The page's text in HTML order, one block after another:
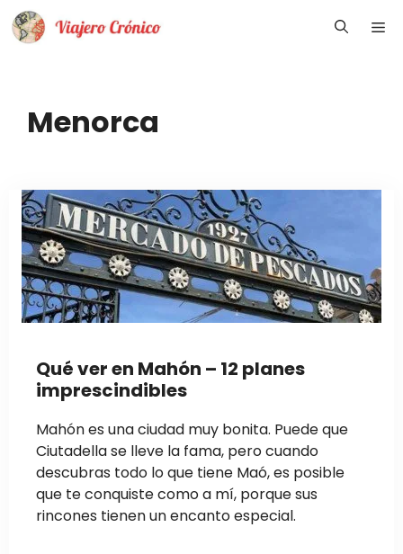
Saltar
Menorca
Qué ver en Mahón – 12 planes
imprescindibles
Mahón es una ciudad muy bonita. Puede que
Ciutadella se lleve la fama, pero cuando
descubras todo lo que tiene Maó, es posible
que te conquiste como a mí, porque sus
rincones tienen un encanto especial.